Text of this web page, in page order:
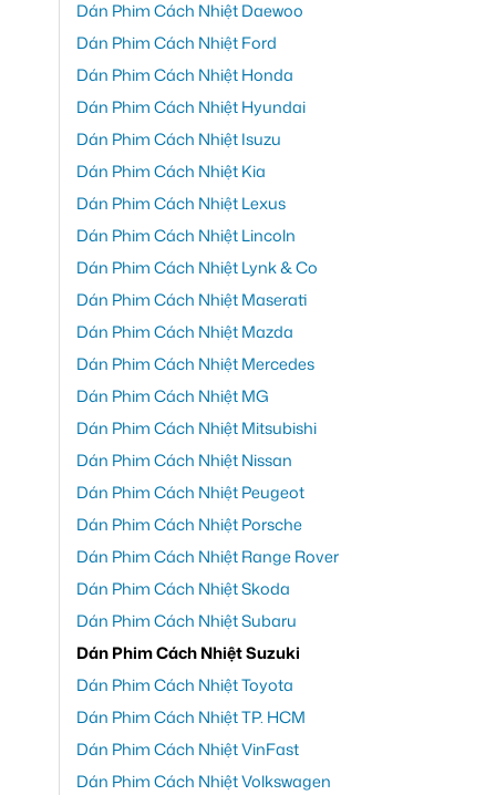
Dán Phim Cách Nhiệt Daewoo
Dán Phim Cách Nhiệt Ford
Dán Phim Cách Nhiệt Honda
Dán Phim Cách Nhiệt Hyundai
Dán Phim Cách Nhiệt Isuzu
Dán Phim Cách Nhiệt Kia
Dán Phim Cách Nhiệt Lexus
Dán Phim Cách Nhiệt Lincoln
Dán Phim Cách Nhiệt Lynk & Co
Dán Phim Cách Nhiệt Maserati
Dán Phim Cách Nhiệt Mazda
Dán Phim Cách Nhiệt Mercedes
Dán Phim Cách Nhiệt MG
Dán Phim Cách Nhiệt Mitsubishi
Dán Phim Cách Nhiệt Nissan
Dán Phim Cách Nhiệt Peugeot
Dán Phim Cách Nhiệt Porsche
Dán Phim Cách Nhiệt Range Rover
Dán Phim Cách Nhiệt Skoda
Dán Phim Cách Nhiệt Subaru
Dán Phim Cách Nhiệt Suzuki
Dán Phim Cách Nhiệt Toyota
Dán Phim Cách Nhiệt TP. HCM
Dán Phim Cách Nhiệt VinFast
Dán Phim Cách Nhiệt Volkswagen